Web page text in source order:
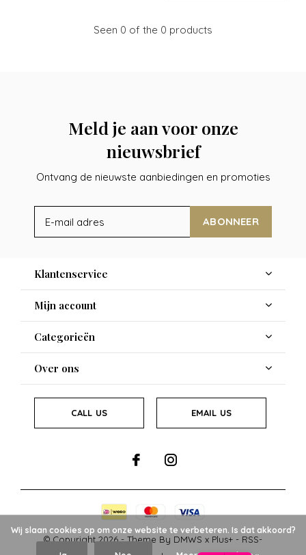
Seen 0 of the 0 products
Meld je aan voor onze
nieuwsbrief
Ontvang de nieuwste aanbiedingen en promoties
ABONNEER
Klantenservice
Mijn account
Categorieën
Over ons
CALL US EMAIL US
© Copyright2026- Theme By DMWS x Plus+ - RSS-
Wij slaan cookies op om onze website te verbeteren. Is dat akkoord?